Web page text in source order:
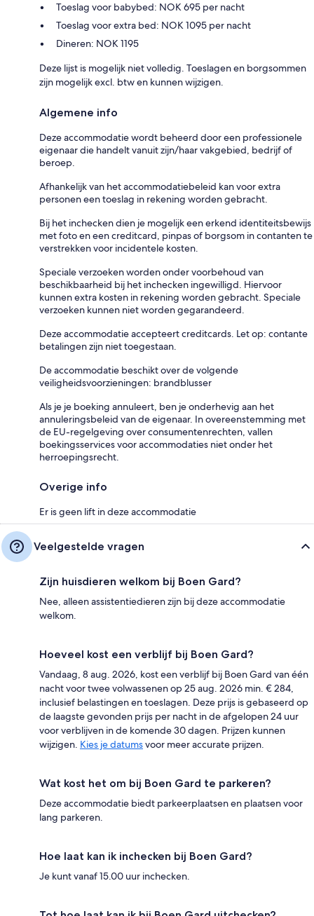
Toeslag voor babybed: NOK 695 per nacht
Toeslag voor extra bed: NOK 1095 per nacht
Dineren: NOK 1195
Deze lijst is mogelijk niet volledig. Toeslagen en borgsommen
zijn mogelijk excl. btw en kunnen wijzigen.
Algemene info
Deze accommodatie wordt beheerd door een professionele
eigenaar die handelt vanuit zijn/haar vakgebied, bedrijf of
beroep.
Afhankelijk van het accommodatiebeleid kan voor extra
personen een toeslag in rekening worden gebracht.
Bij het inchecken dien je mogelijk een erkend identiteitsbewijs
met foto en een creditcard, pinpas of borgsom in contanten te
verstrekken voor incidentele kosten.
Speciale verzoeken worden onder voorbehoud van
beschikbaarheid bij het inchecken ingewilligd. Hiervoor
kunnen extra kosten in rekening worden gebracht. Speciale
verzoeken kunnen niet worden gegarandeerd.
Deze accommodatie accepteert creditcards. Let op: contante
betalingen zijn niet toegestaan.
De accommodatie beschikt over de volgende
veiligheidsvoorzieningen: brandblusser
Als je je boeking annuleert, ben je onderhevig aan het
annuleringsbeleid van de eigenaar. In overeenstemming met
de EU-regelgeving over consumentenrechten, vallen
boekingsservices voor accommodaties niet onder het
herroepingsrecht.
Overige info
Er is geen lift in deze accommodatie
Veelgestelde vragen
Zijn huisdieren welkom bij Boen Gard?
Nee, alleen assistentiedieren zijn bij deze accommodatie
welkom.
Hoeveel kost een verblijf bij Boen Gard?
Vandaag, 8 aug. 2026, kost een verblijf bij Boen Gard van één
nacht voor twee volwassenen op 25 aug. 2026 min. € 284,
inclusief belastingen en toeslagen. Deze prijs is gebaseerd op
de laagste gevonden prijs per nacht in de afgelopen 24 uur
voor verblijven in de komende 30 dagen. Prijzen kunnen
wijzigen. Kies je datumsvoor meer accurate prijzen.
Wat kost het om bij Boen Gard te parkeren?
Deze accommodatie biedt parkeerplaatsen en plaatsen voor
lang parkeren.
Hoe laat kan ik inchecken bij Boen Gard?
Je kunt vanaf 15.00 uur inchecken.